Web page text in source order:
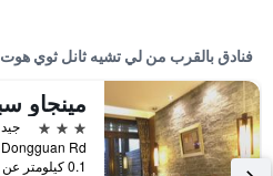
فنادق بالقرب من لي تشيه ثانل ثوي
3 نجوم
جيد 6.9
0.1 كيلومتر عن وسط المدينة